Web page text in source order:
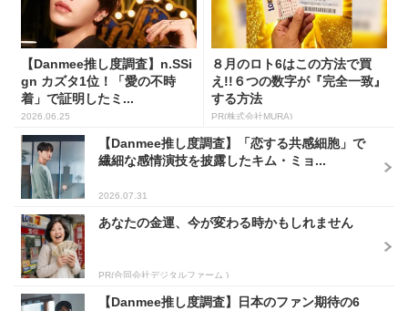
【Danmee推し度調査】n.SSi
gn カズタ1位！「愛の不時
着」で証明したミ...
2026.06.25
８月のロト6はこの方法で買
え!!６つの数字が『完全一致』
する方法
PR(株式会社MURA)
【Danmee推し度調査】「恋する共感細胞」で
繊細な感情演技を披露したキム・ミョ...
2026.07.31
あなたの金運、今が変わる時かもしれません
PR(合同会社デジタルファーム )
【Danmee推し度調査】日本のファン期待の6